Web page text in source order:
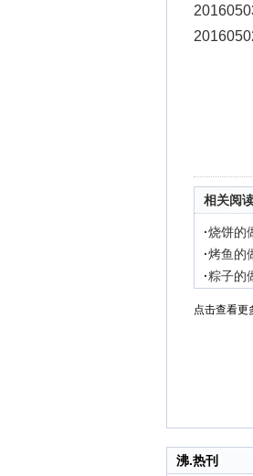
相关阅
·烧饼的
·烤鱼的
·粽子的
点击查看更
沸.热刊